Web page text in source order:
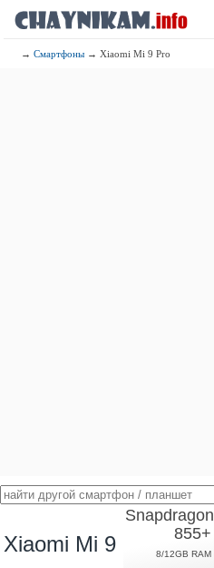
→Смартфоны → Xiaomi Mi 9 Pro
Xiaomi Mi 9 Pro
Snapdragon
855+
8/12GB RAM